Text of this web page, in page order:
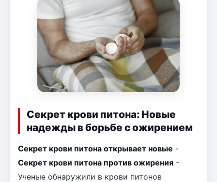
Секрет крови питона: Новые
надежды в борьбе с ожирением
Секрет крови питона открывает новые -
Секрет крови питона против ожирения -
Ученые обнаружили в крови питонов